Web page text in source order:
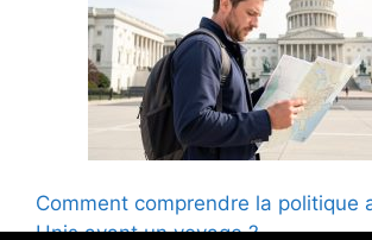
Comment comprendre la politique
Unis avant un voyage ?